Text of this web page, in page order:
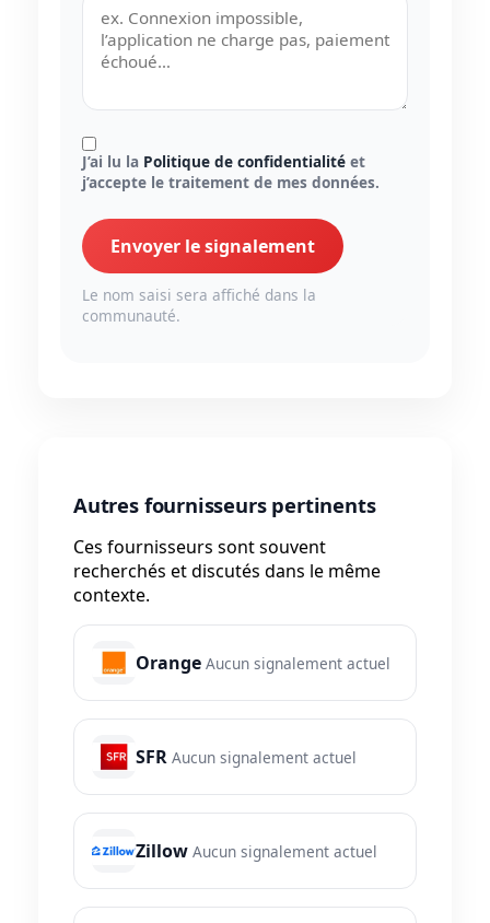
J’ai lu la Politique de confidentialité et
j’accepte le traitement de mes données.
Envoyer le signalement
Le nom saisi sera affiché dans la
communauté.
Autres fournisseurs pertinents
Ces fournisseurs sont souvent
recherchés et discutés dans le même
contexte.
Orange Aucun signalement actuel
SFR Aucun signalement actuel
Zillow Aucun signalement actuel